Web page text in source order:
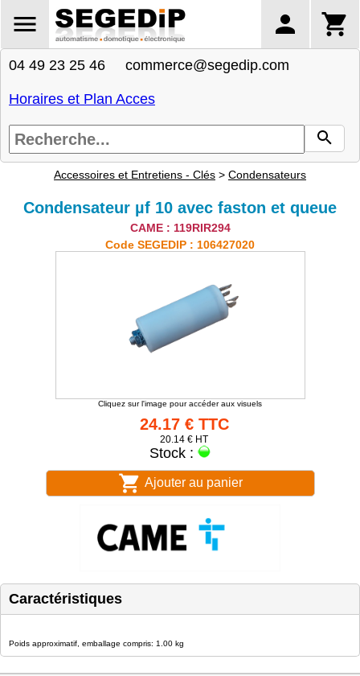
04 49 23 25 46 commerce@segedip.com
Horaires et Plan Acces
Accessoires et Entretiens - Clés > Condensateurs
Condensateur µf 10 avec faston et queue
CAME : 119RIR294
Code SEGEDIP : 106427020
Cliquez sur l'image pour accéder aux visuels
24.17 € TTC
20.14 € HT
Stock :
Ajouter au panier
Caractéristiques
Poids approximatif, emballage compris: 1.00 kg